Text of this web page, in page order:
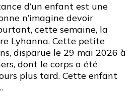
d’un enfant est une
n’imagine devoir
cette semaine, la
Lyhanna. Cette petite
disparue le 29 mai 2026 à
dont le corps a été
plus tard. Cette enfant